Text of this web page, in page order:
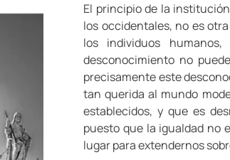
El principio de la
los occidentales, no es
los individuos
desconocimiento no
precisamente este
tan querida al mundo
establecidos, y que es
puesto que la igualdad no
lugar para extendernos